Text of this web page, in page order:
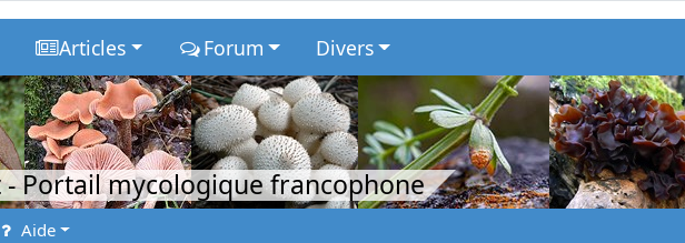
Articles Forum Divers
- Portail mycologique francophone
Aide